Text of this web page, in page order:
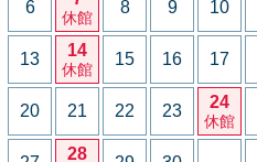
6
休館
8 9 10
13 14
休館
15 16 17
20 21 22 23 24
休館
28